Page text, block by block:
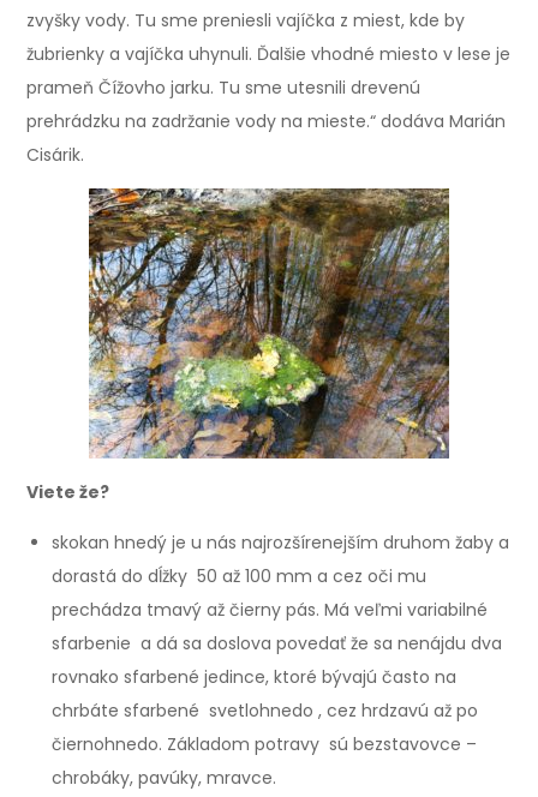
zvyšky vody. Tu sme preniesli vajíčka z miest, kde by
žubrienky a vajíčka uhynuli. Ďalšie vhodné miesto v lese je
prameň Čížovho jarku. Tu sme utesnili drevenú
prehrádzku na zadržanie vody na mieste.“ dodáva Marián
Cisárik.
Viete že?
skokan hnedý je u nás najrozšírenejším druhom žaby a
dorastá do dĺžky 50 až 100 mm a cez oči mu
prechádza tmavý až čierny pás. Má veľmi variabilné
sfarbenie a dá sa doslova povedať že sa nenájdu dva
rovnako sfarbené jedince, ktoré bývajú často na
chrbáte sfarbené svetlohnedo , cez hrdzavú až po
čiernohnedo. Základom potravy sú bezstavovce –
chrobáky, pavúky, mravce.